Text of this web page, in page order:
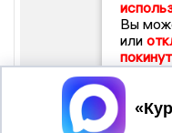
Вы
или